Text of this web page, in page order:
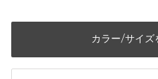
カラー/サイズ